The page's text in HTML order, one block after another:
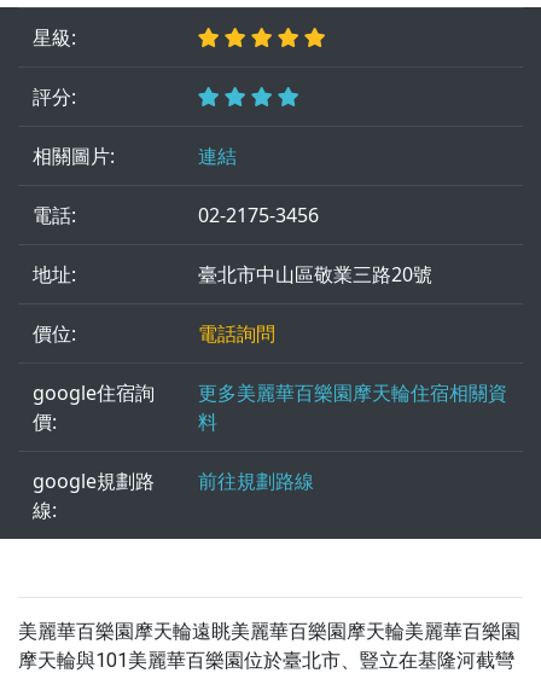
星級:
評分:
相關圖片: 連結
電話: 02-2175-3456
地址: 臺北市中山區敬業三路20號
價位: 電話詢問
google住宿詢
價:
更多美麗華百樂園摩天輪住宿相關資
料
google規劃路
線:
前往規劃路線
美麗華百樂園摩天輪遠眺美麗華百樂園摩天輪美麗華百樂園
摩天輪與101美麗華百樂園位於臺北市、豎立在基隆河截彎